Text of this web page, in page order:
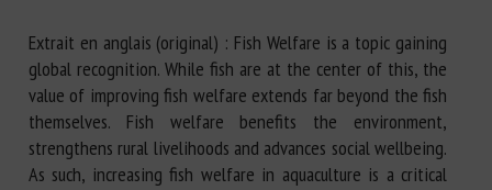
Extrait en anglais (original) : Fish Welfare is a topic gaining
global recognition. While fish are at the center of this, the
value of improving fish welfare extends far beyond the fish
themselves. Fish welfare benefits the environment,
strengthens rural livelihoods and advances social wellbeing.
As such, increasing fish welfare in aquaculture is a critical